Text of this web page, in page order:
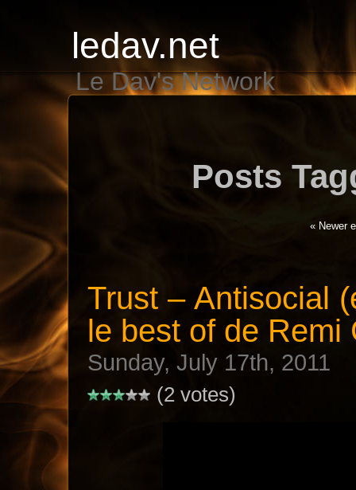
ledav.net
Le Dav's Network
Posts
« Newer
Trust – Antisocial
le best of de Remi
Sunday, July 17th, 2011
(2 votes)